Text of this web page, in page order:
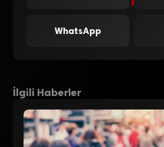
WhatsApp
İlgili Haberler